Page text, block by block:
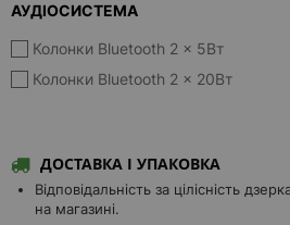
АУДІОСИСТЕМА
Колонки Bluetooth 2 x 5Вт
Колонки Bluetooth 2 x 20Вт
ДОСТАВКА І УПАКОВКА
Відповідальність за цілісність
на магазині.